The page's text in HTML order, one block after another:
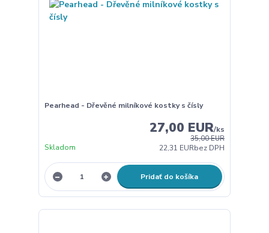
Pearhead - Dřevěné milníkové kostky s čísly
35,00 EUR
27,00 EUR/ks
22,31 EURbez DPH
Skladom
Pridať do košíka